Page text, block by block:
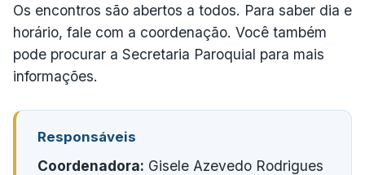
Os encontros são abertos a todos. Para saber dia e
horário, fale com a coordenação. Você também
pode procurar a Secretaria Paroquial para mais
informações.
Responsáveis
Coordenadora: Gisele Azevedo Rodrigues